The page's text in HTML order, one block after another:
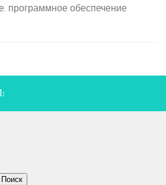
программное обеспечение
Поиск